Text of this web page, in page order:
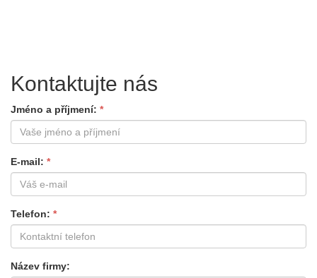
Kontaktujte nás
Jméno a příjmení
E-mail
Telefon
Název firmy